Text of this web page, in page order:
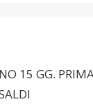
NO 15 GG.